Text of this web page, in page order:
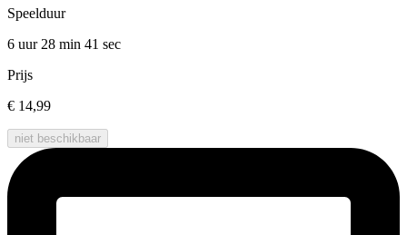
Speelduur
6 uur 28 min 41 sec
Prijs
€ 14,99
niet beschikbaar